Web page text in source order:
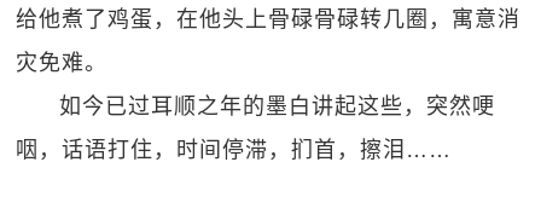
给他煮了鸡蛋，在他头上骨碌骨碌转几圈，寓意消
灾免难。
如今已过耳顺之年的墨白讲起这些，突然哽
咽，话语打住，时间停滞，扪首，擦泪……